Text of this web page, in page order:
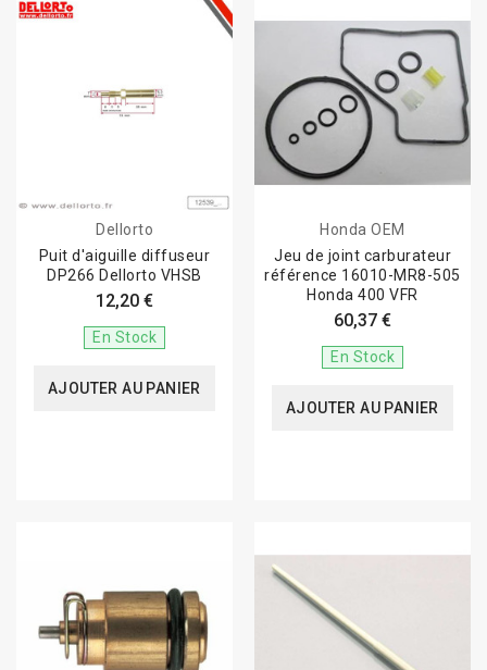
Dellorto
Puit d'aiguille diffuseur
DP266 Dellorto VHSB
12,20 €
En Stock
AJOUTER AU PANIER
Honda OEM
Jeu de joint carburateur
référence 16010-MR8-505
Honda 400 VFR
60,37 €
En Stock
AJOUTER AU PANIER